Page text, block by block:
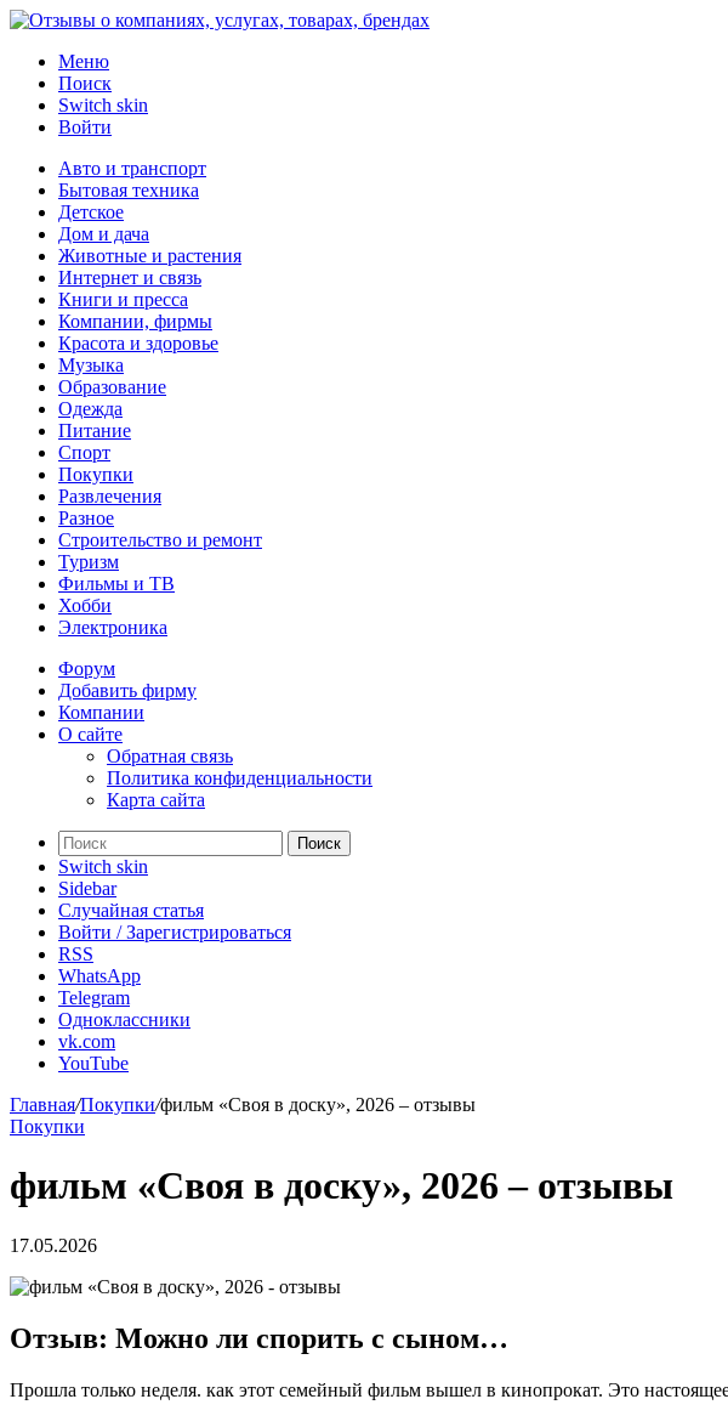
Меню
Поиск
Switch skin
Войти
Авто и транспорт
Бытовая техника
Детское
Дом и дача
Животные и растения
Интернет и связь
Книги и пресса
Компании, фирмы
Красота и здоровье
Музыка
Образование
Одежда
Питание
Спорт
Покупки
Развлечения
Разное
Строительство и ремонт
Туризм
Фильмы и ТВ
Хобби
Электроника
Форум
Добавить фирму
Компании
О сайте
Обратная связь
Политика конфиденциальности
Карта сайта
Поиск
Switch skin
Sidebar
Случайная статья
Войти / Зарегистрироваться
RSS
WhatsApp
Telegram
Одноклассники
vk.com
YouTube
Главная/Покупки/фильм «Своя в доску», 2026 – отзывы
Покупки
фильм «Своя в доску», 2026 – отзывы
17.05.2026
Отзыв: Можно ли спорить с сыном…
Прошла только неделя. как этот семейный фильм вышел в кинопрокат. Это